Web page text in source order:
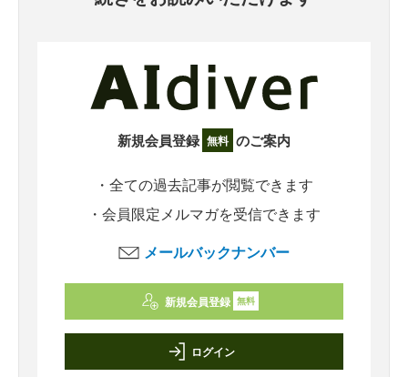
新規会員登録 無料 のご案内
・全ての過去記事が閲覧できます
・会員限定メルマガを受信できます
メールバックナンバー
新規会員登録 無料
ログイン